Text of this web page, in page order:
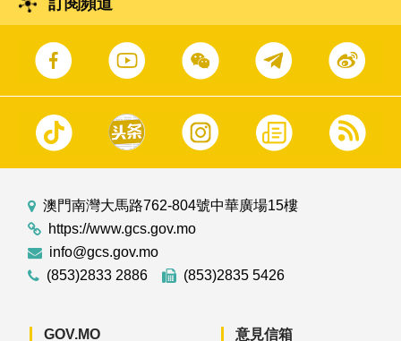
澳門南灣大馬路762-804號中華廣場15樓
https://www.gcs.gov.mo
info@gcs.gov.mo
(853)2833 2886
(853)2835 5426
GOV.MO 意見信箱